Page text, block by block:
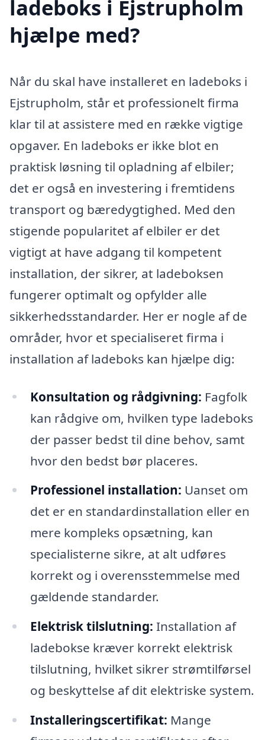
ladeboks i Ejstrupholm
hjælpe med?
Når du skal have installeret en ladeboks i
Ejstrupholm, står et professionelt firma
klar til at assistere med en række vigtige
opgaver. En ladeboks er ikke blot en
praktisk løsning til opladning af elbiler;
det er også en investering i fremtidens
transport og bæredygtighed. Med den
stigende popularitet af elbiler er det
vigtigt at have adgang til kompetent
installation, der sikrer, at ladeboksen
fungerer optimalt og opfylder alle
sikkerhedsstandarder. Her er nogle af de
områder, hvor et specialiseret firma i
installation af ladeboks kan hjælpe dig:
Konsultation og rådgivning: Fagfolk
kan rådgive om, hvilken type ladeboks
der passer bedst til dine behov, samt
hvor den bedst bør placeres.
Professionel installation: Uanset om
det er en standardinstallation eller en
mere kompleks opsætning, kan
specialisterne sikre, at alt udføres
korrekt og i overensstemmelse med
gældende standarder.
Elektrisk tilslutning: Installation af
ladebokse kræver korrekt elektrisk
tilslutning, hvilket sikrer strømtilførsel
og beskyttelse af dit elektriske system.
Installeringscertifikat: Mange